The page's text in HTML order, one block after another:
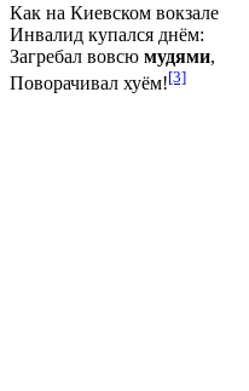
Как на Киевском вокзале
Инвалид купался днём:
Загребал вовсю мудями,
Поворачивал хуём![3]